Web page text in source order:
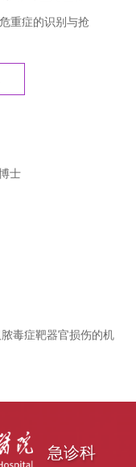
重症的识别与抢
士
毒症靶器官损伤的机
急诊科